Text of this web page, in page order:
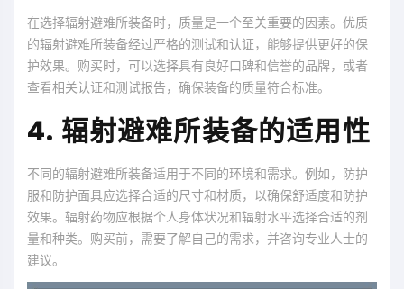
在选择辐射避难所装备时，质量是一个至关重要的因素。优质
的辐射避难所装备经过严格的测试和认证，能够提供更好的保
护效果。购买时，可以选择具有良好口碑和信誉的品牌，或者
查看相关认证和测试报告，确保装备的质量符合标准。
4. 辐射避难所装备的适用性
不同的辐射避难所装备适用于不同的环境和需求。例如，防护
服和防护面具应选择合适的尺寸和材质，以确保舒适度和防护
效果。辐射药物应根据个人身体状况和辐射水平选择合适的剂
量和种类。购买前，需要了解自己的需求，并咨询专业人士的
建议。